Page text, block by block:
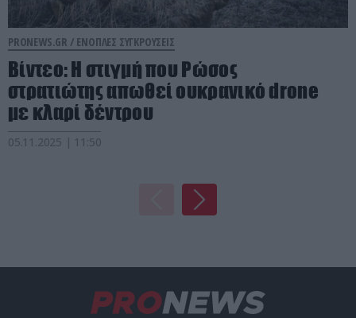
PRONEWS.GR / ΕΝΟΠΛΕΣ ΣΥΓΚΡΟΥΣΕΙΣ
Βίντεο: Η στιγμή που Ρώσος
στρατιώτης απωθεί ουκρανικό drone
με κλαρί δέντρου
05.11.2025 | 11:50